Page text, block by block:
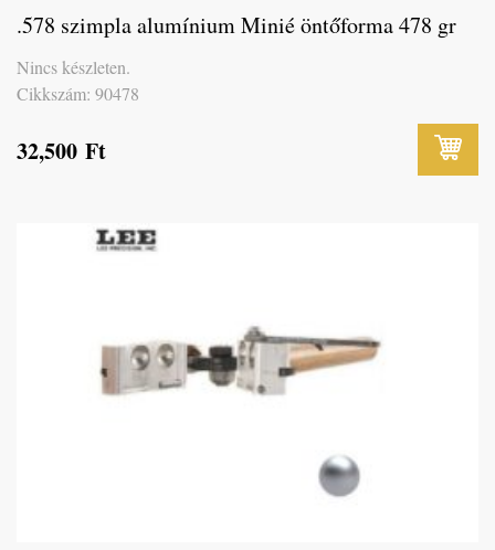
.578 szimpla alumínium Minié öntőforma 478 gr
Nincs készleten.
Cikkszám: 90478
32,500 Ft